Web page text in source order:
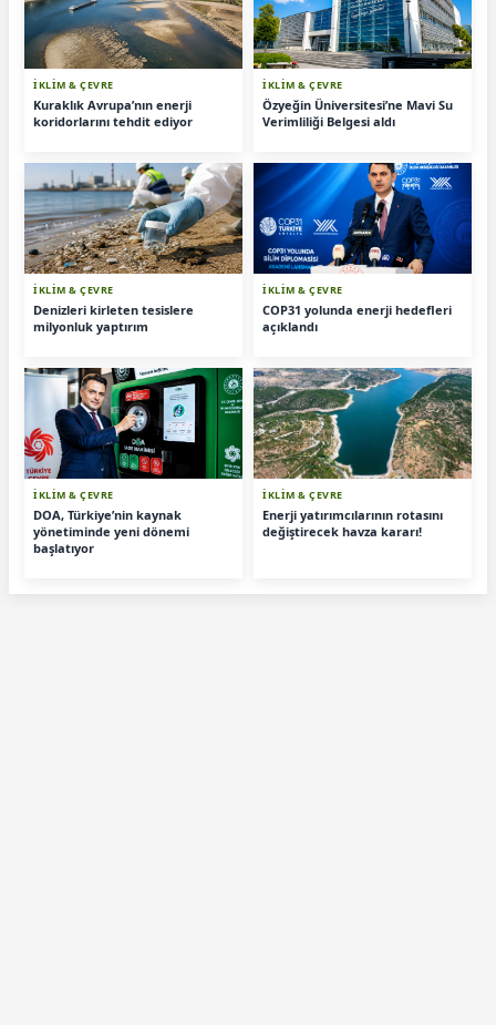
İKLİM & ÇEVRE
Kuraklık Avrupa’nın enerji
koridorlarını tehdit ediyor
İKLİM & ÇEVRE
Özyeğin Üniversitesi’ne Mavi Su
Verimliliği Belgesi aldı
İKLİM & ÇEVRE
Denizleri kirleten tesislere
milyonluk yaptırım
İKLİM & ÇEVRE
COP31 yolunda enerji hedefleri
açıklandı
İKLİM & ÇEVRE
DOA, Türkiye’nin kaynak
yönetiminde yeni dönemi
başlatıyor
İKLİM & ÇEVRE
Enerji yatırımcılarının rotasını
değiştirecek havza kararı!